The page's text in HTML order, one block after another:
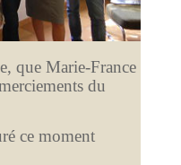
que Marie-France
du
ce moment